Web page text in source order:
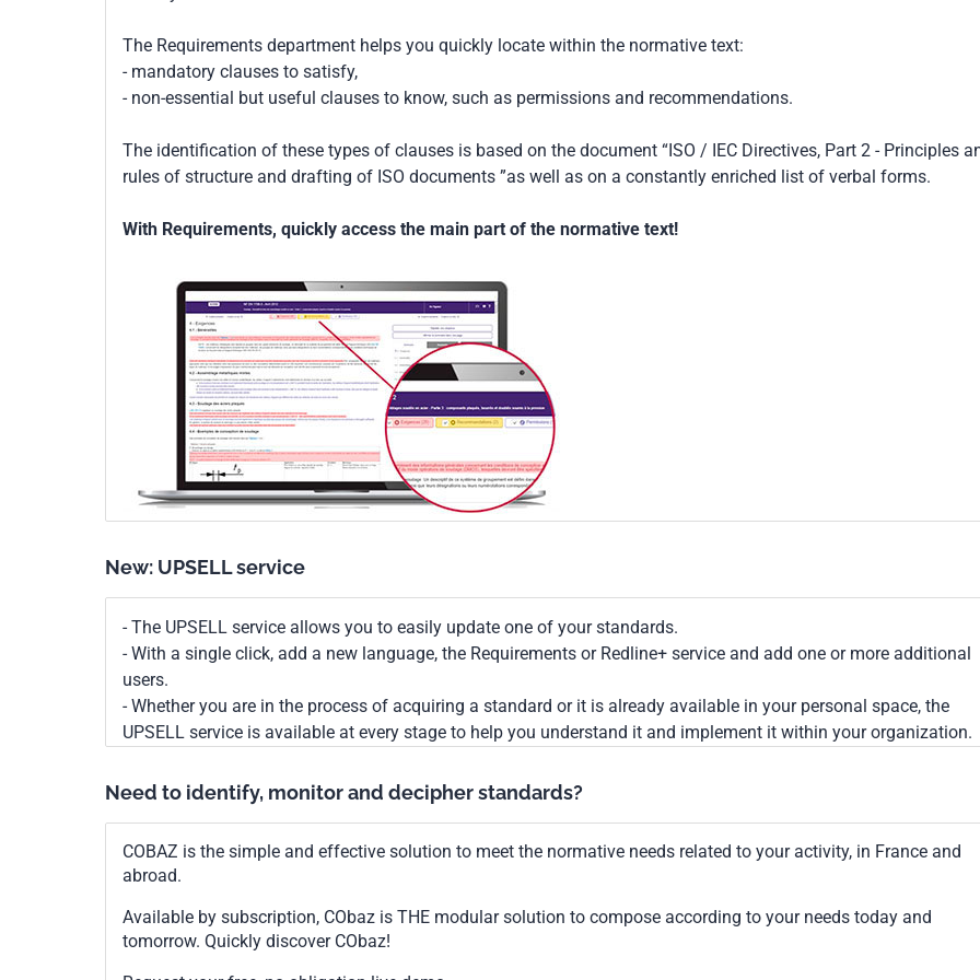
The Requirements department helps you quickly locate within the normative text:
- mandatory clauses to satisfy,
- non-essential but useful clauses to know, such as permissions and recommendations.
The identification of these types of clauses is based on the document “ISO / IEC Directives, Part 2 - Principles
rules of structure and drafting of ISO documents ”as well as on a constantly enriched list of verbal forms.
With Requirements, quickly access the main part of the normative text!
New: UPSELL service
- The UPSELL service allows you to easily update one of your standards.
- With a single click, add a new language, the Requirements or Redline+ service and add one or more additional
users.
- Whether you are in the process of acquiring a standard or it is already available in your personal space, the
UPSELL service is available at every stage to help you understand it and implement it within your organization.
Need to identify, monitor and decipher standards?
COBAZ is the simple and effective solution to meet the normative needs related to your activity, in France and
abroad.
Available by subscription, CObaz is THE modular solution to compose according to your needs today and
tomorrow. Quickly discover CObaz!